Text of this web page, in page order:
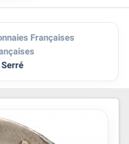
Françaises
Serré